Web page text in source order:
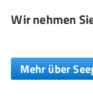
Wir nehmen
Mehr über